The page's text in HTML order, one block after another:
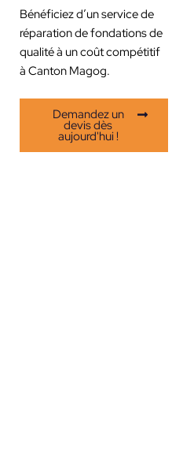
Bénéficiez d’un service de
réparation de fondations de
qualité à un coût compétitif
à Canton Magog.
Demandez un
devis dès
aujourd'hui !